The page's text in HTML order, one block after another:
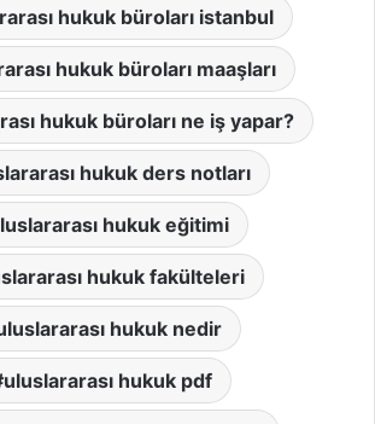
hukuk büroları istanbul
hukuk büroları maaşları
hukuk büroları ne iş yapar?
hukuk ders notları
hukuk eğitimi
hukuk fakülteleri
hukuk nedir
uluslararası hukuk pdf